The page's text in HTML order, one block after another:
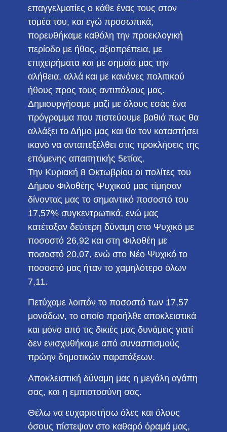
επαγγελματίες ο κάθε ένας τους στον
τομέα του, και εγώ προσωπικά,
πορευθήκαμε καθόλη την προεκλογική
περίοδο με ήθος, αξιοπρέπεια, με
επιχειρήματα και με σημαία μας την
αλήθεια, αλλά και με κανόνες πολιτικού
ήθους προς τους αντιπάλους μας.
Δημιουργήσαμε μαζί με όλους εσάς ένα
πρόγραμμα που πιστεύουμε βαθιά πως θα
αλλάξει το Δήμο μας και θα τον καταστήσει
ικανό να ανταπεξέλθει στις προκλήσεις της
επόμενης απαιτητικής 5ετίας.
Την Κυριακή 8 Οκτωβρίου οι πολίτες του
Δήμου Φιλοθέης Ψυχικού μας τίμησαν
δίνοντας μας το σημαντικό ποσοστό του
17,57% συγκεντρωτικά, ενώ μας
κατέταξαν δεύτερη δύναμη στο Ψυχικό με
ποσοστό 26,92 και στη Φιλοθέη με
ποσοστό 20,07, ενώ στο Νέο Ψυχικό το
ποσοστό μας ήταν το χαμηλότερο όλων
7,11.
Πετύχαμε λοιπόν το ποσοστό των 17,57
μονάδων, το οποίο προήλθε αποκλειστικά
και μόνο από τις δικιές μας δυνάμεις γιατί
δεν ενισχυθήκαμε από συνασπισμούς
πρώην δημοτικών παρατάξεων.
Αποκλειστική δύναμη μας η μεγάλη αγάπη
σας, και η εμπιστοσύνη σας.
Θέλω να ευχαριστήσω όλες και όλους
όσους πίστεψαν στο καθαρό όραμά μας,